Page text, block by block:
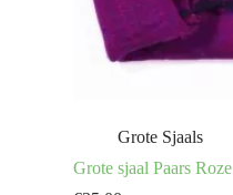
Grote Sjaals
Grote sjaal Paars Roze